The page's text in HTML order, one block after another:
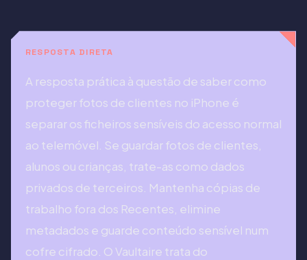
RESPOSTA DIRETA
A resposta prática à questão de saber como
proteger fotos de clientes no iPhone é
separar os ficheiros sensíveis do acesso normal
ao telemóvel. Se guardar fotos de clientes,
alunos ou crianças, trate-as como dados
privados de terceiros. Mantenha cópias de
trabalho fora dos Recentes, elimine
metadados e guarde conteúdo sensível num
cofre cifrado. O Vaultaire trata do